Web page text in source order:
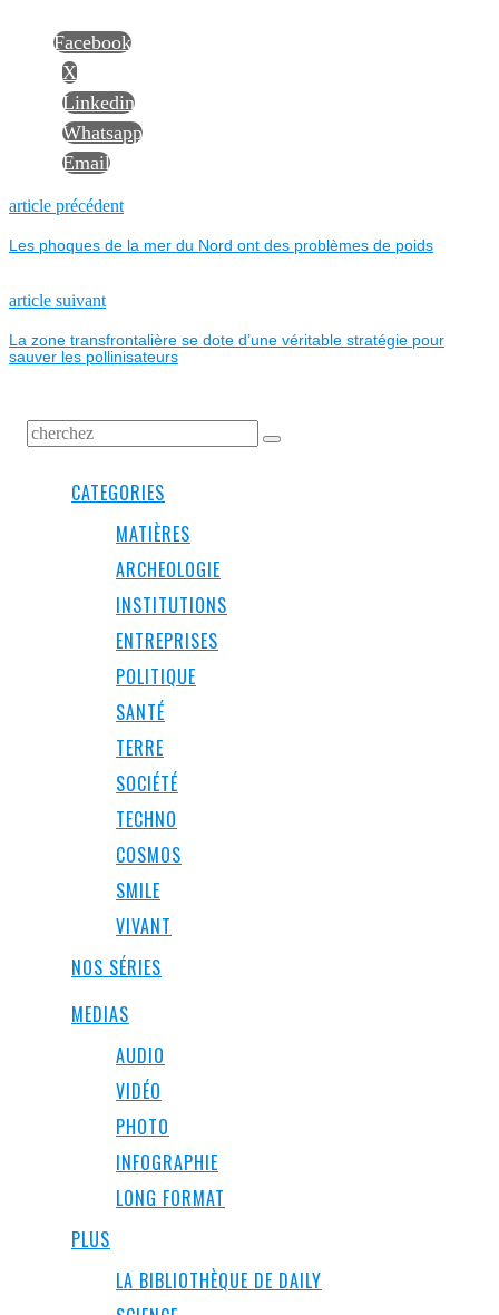
Facebook
X
Linkedin
Whatsapp
Email
NAVIGATION
DE
L’ARTICLE
article précédentPrevious
Les phoques de la mer du Nord ont des problèmes de poids
article suivantNext
La zone transfrontalière se dote d’une véritable stratégie pour
sauver les pollinisateurs
CATEGORIES
MATIÈRES
ARCHEOLOGIE
INSTITUTIONS
ENTREPRISES
POLITIQUE
SANTÉ
TERRE
SOCIÉTÉ
TECHNO
COSMOS
SMILE
VIVANT
NOS SÉRIES
MEDIAS
AUDIO
VIDÉO
PHOTO
INFOGRAPHIE
LONG FORMAT
PLUS
LA BIBLIOTHÈQUE DE DAILY